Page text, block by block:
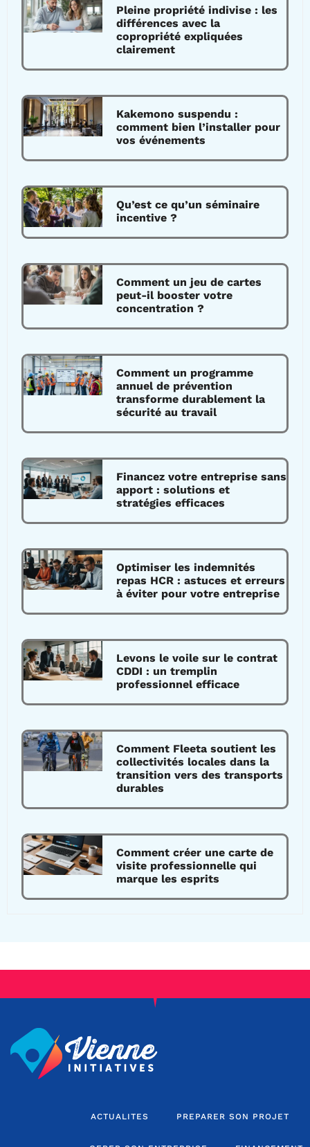
Pleine propriété indivise : les
différences avec la
copropriété expliquées
clairement
Kakemono suspendu :
comment bien l’installer pour
vos événements
Qu’est ce qu’un séminaire
incentive ?
Comment un jeu de cartes
peut-il booster votre
concentration ?
Comment un programme
annuel de prévention
transforme durablement la
sécurité au travail
Financez votre entreprise sans
apport : solutions et
stratégies efficaces
Optimiser les indemnités
repas HCR : astuces et erreurs
à éviter pour votre entreprise
Levons le voile sur le contrat
CDDI : un tremplin
professionnel efficace
Comment Fleeta soutient les
collectivités locales dans la
transition vers des transports
durables
Comment créer une carte de
visite professionnelle qui
marque les esprits
ACTUALITES PREPARER SON PROJET